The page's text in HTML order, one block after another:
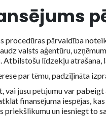
procedūras pārvaldība
valsts aģentūru,
Atbilstošu līdzekļu
par tēmu, padziļināta
jūsu pētījumu var pabeigt
finansējuma iespējas,
priekšlikumu un iesniegt to